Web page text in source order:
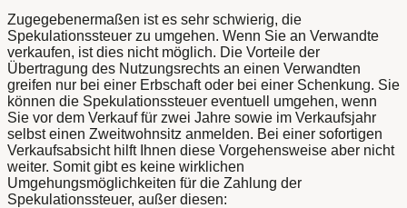
Zugegebenermaßen ist es sehr schwierig, die
Spekulationssteuer zu umgehen. Wenn Sie an Verwandte
verkaufen, ist dies nicht möglich. Die Vorteile der
Übertragung des Nutzungsrechts an einen Verwandten
greifen nur bei einer Erbschaft oder bei einer Schenkung. Sie
können die Spekulationssteuer eventuell umgehen, wenn
Sie vor dem Verkauf für zwei Jahre sowie im Verkaufsjahr
selbst einen Zweitwohnsitz anmelden. Bei einer sofortigen
Verkaufsabsicht hilft Ihnen diese Vorgehensweise aber nicht
weiter. Somit gibt es keine wirklichen
Umgehungsmöglichkeiten für die Zahlung der
Spekulationssteuer, außer diesen: